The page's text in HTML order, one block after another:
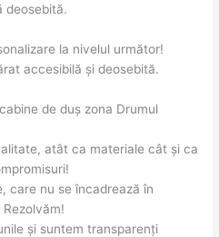
deosebită.
la nivelul următor!
accesibilă și deosebită.
de duș zona Drumul
atât ca materiale cât și ca
care nu se încadrează în
și suntem transparenți